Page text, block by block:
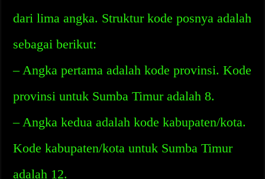
dari lima angka. Struktur kode posnya adalah
sebagai berikut:
– Angka pertama adalah kode provinsi. Kode
provinsi untuk Sumba Timur adalah 8.
– Angka kedua adalah kode kabupaten/kota.
Kode kabupaten/kota untuk Sumba Timur
adalah 12.